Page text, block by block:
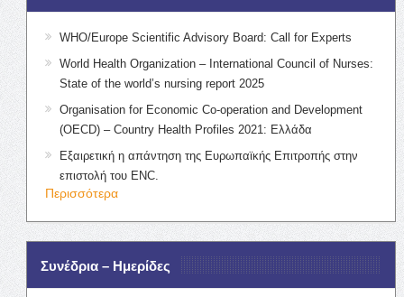
WHO/Europe Scientific Advisory Board: Call for Experts
World Health Organization – International Council of Nurses:
State of the world’s nursing report 2025
Organisation for Economic Co-operation and Development
(OECD) – Country Health Profiles 2021: Ελλάδα
Εξαιρετική η απάντηση της Ευρωπαϊκής Επιτροπής στην
επιστολή του ENC.
Περισσότερα
Συνέδρια – Ημερίδες